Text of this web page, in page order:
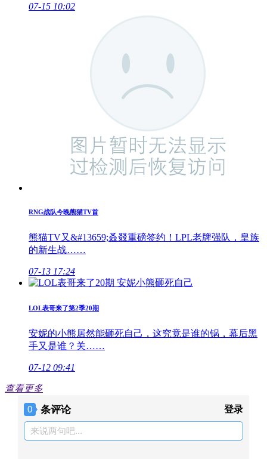
07-15 10:02
RNG战队今晚熊猫TV首
熊猫TV又&#13659;叒叕重磅签约！LPL老牌强队，皇族
的新生战……
07-13 17:24
LOL表哥来了第2季20期
安妮的小熊居然能砸死自己，这究竟是谁的锅，幕后黑
手又是谁？关……
07-12 09:41
查看更多
0 条评论 登录
来说两句吧...